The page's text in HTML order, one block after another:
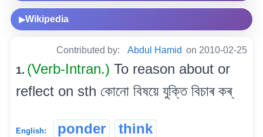
▶Wikipedia
Contributed by: Abdul Hamid on 2010-02-25
1. (Verb-Intran.) To reason about or
reflect on sth কোনো বিষয়ে যুক্তি বিচাৰ কৰ্
English: ponder
think